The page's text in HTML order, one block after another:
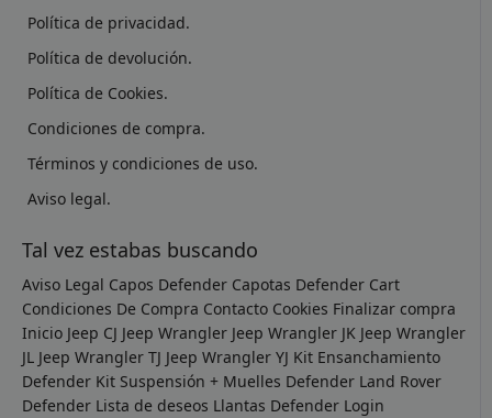
Política de privacidad.
Política de devolución.
Política de Cookies.
Condiciones de compra.
Términos y condiciones de uso.
Aviso legal.
Tal vez estabas buscando
Aviso Legal Capos Defender Capotas Defender Cart
Condiciones De Compra Contacto Cookies Finalizar compra
Inicio Jeep CJ Jeep Wrangler Jeep Wrangler JK Jeep Wrangler
JL Jeep Wrangler TJ Jeep Wrangler YJ Kit Ensanchamiento
Defender Kit Suspensión + Muelles Defender Land Rover
Defender Lista de deseos Llantas Defender Login